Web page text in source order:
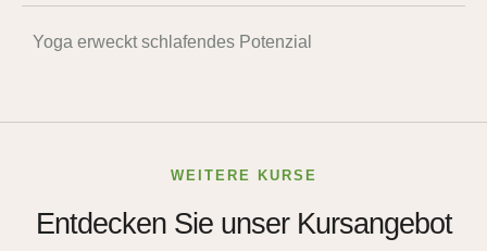
Yoga erweckt schlafendes Potenzial
WEITERE KURSE
Entdecken Sie unser Kursangebot